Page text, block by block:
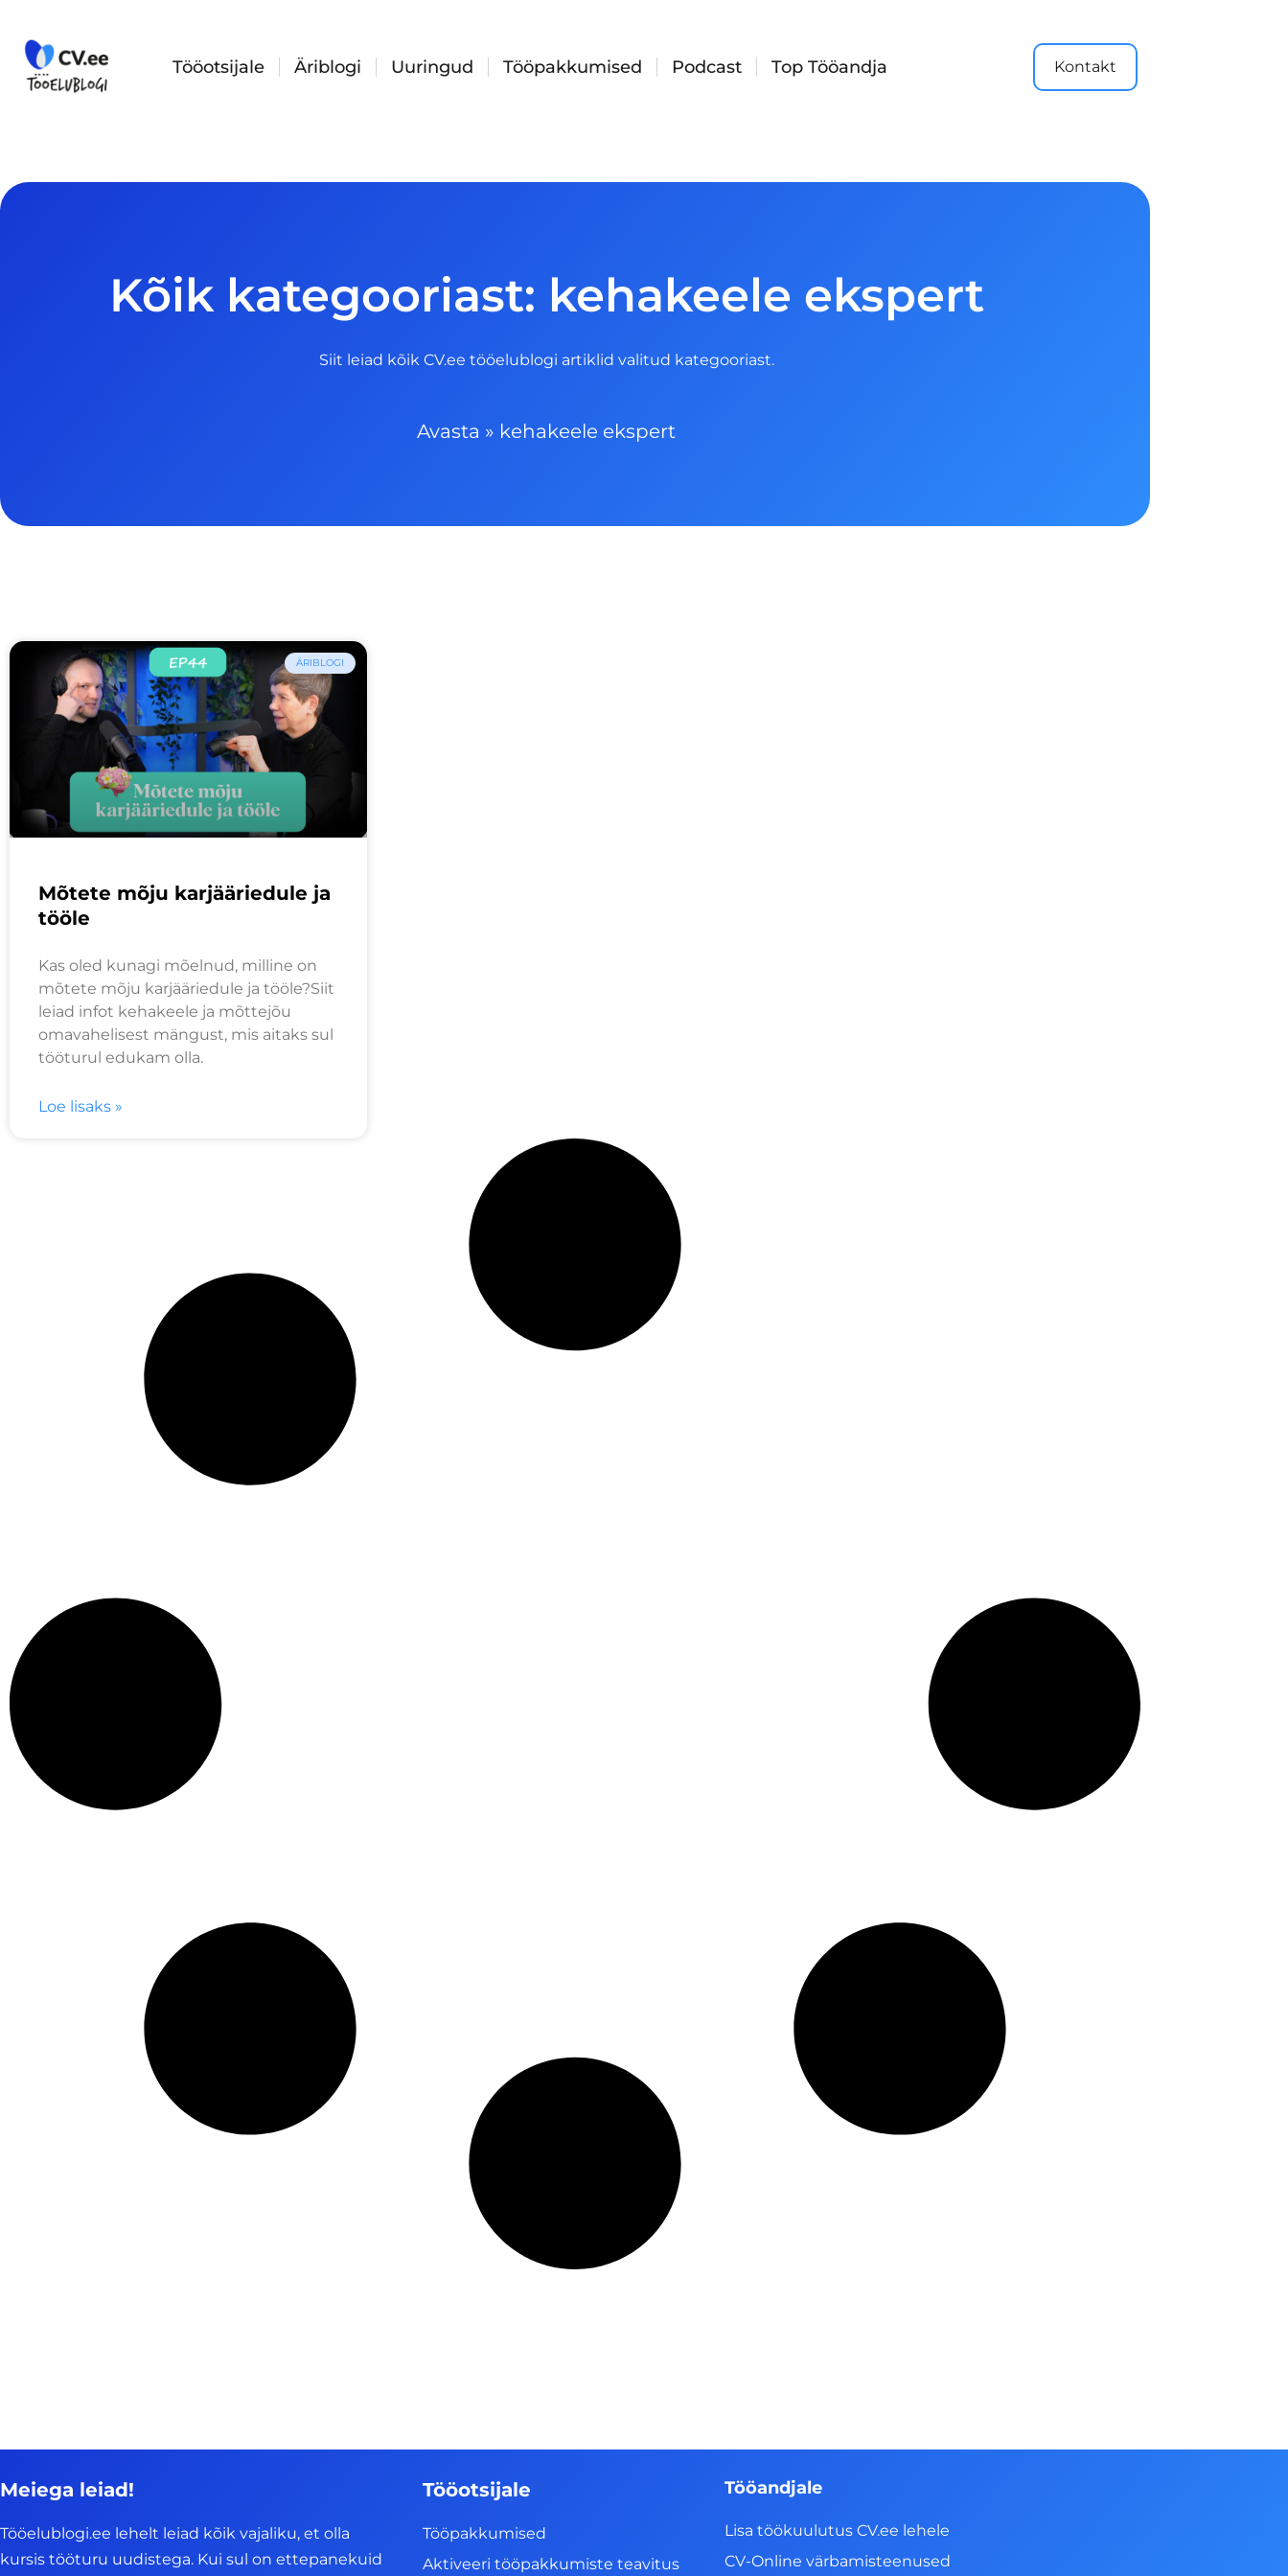
content
Tööotsijale Äriblogi Uuringud Tööpakkumised Podcast Top Tööandja Kontakt
Kõik kategooriast: kehakeele ekspert
Siit leiad kõik CV.ee tööelublogi artiklid valitud kategooriast.
Avasta » kehakeele ekspert
ÄRIBLOGI
Mõtete mõju karjääriedule ja
tööle
Kas oled kunagi mõelnud, milline on
mõtete mõju karjääriedule ja tööle?Siit
leiad infot kehakeele ja mõttejõu
omavahelisest mängust, mis aitaks sul
tööturul edukam olla.
Loe lisaks »
Meiega leiad!
Tööelublogi.ee lehelt leiad kõik vajaliku, et olla
kursis tööturu uudistega. Kui sul on ettepanekuid
Tööotsijale
Tööpakkumised
Aktiveeri tööpakkumiste teavitus
Tööandjale
Lisa töökuulutus CV.ee lehele
CV-Online värbamisteenused